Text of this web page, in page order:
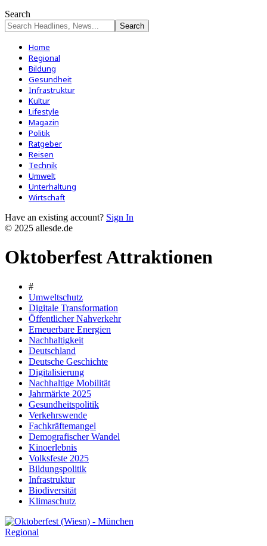
Search
Home
Regional
Bildung
Gesundheit
Infrastruktur
Kultur
Lifestyle
Magazin
Politik
Ratgeber
Reisen
Technik
Umwelt
Unterhaltung
Wirtschaft
Have an existing account? Sign In
© 2025 allesde.de
Oktoberfest Attraktionen
#
Umweltschutz
Digitale Transformation
Öffentlicher Nahverkehr
Erneuerbare Energien
Nachhaltigkeit
Deutschland
Deutsche Geschichte
Digitalisierung
Nachhaltige Mobilität
Jahrmärkte 2025
Gesundheitspolitik
Verkehrswende
Fachkräftemangel
Demografischer Wandel
Kinoerlebnis
Volksfeste 2025
Bildungspolitik
Infrastruktur
Biodiversität
Klimaschutz
Regional